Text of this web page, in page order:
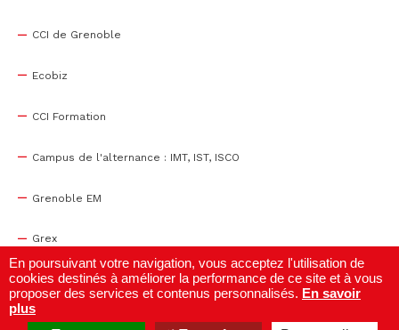
CCI de Grenoble
Ecobiz
CCI Formation
Campus de l'alternance : IMT, IST, ISCO
Grenoble EM
Grex
WTC Grenoble
Centre de congrès
En poursuivant votre navigation, vous acceptez l'utilisation de
cookies destinés à améliorer la performance de ce site et à vous
proposer des services et contenus personnalisés. En savoir
plus